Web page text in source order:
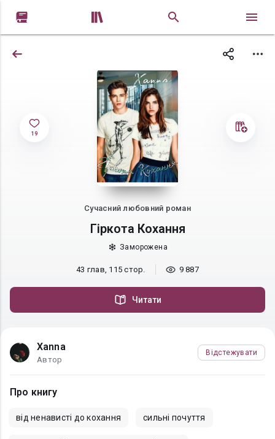
 
19
Сучасний любовний роман
Гіркота Кохання
Заморожена
43 глав, 115 стор. 9 887
Читати
Xanna
Автор
Відстежувати
Про книгу
від ненависті до кохання сильні почуття